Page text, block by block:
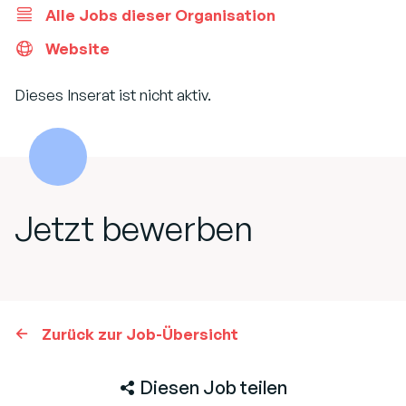
Alle Jobs dieser Organisation
Website
Dieses Inserat ist nicht aktiv.
Jetzt bewerben
Zurück zur Job-Übersicht
Diesen Job teilen